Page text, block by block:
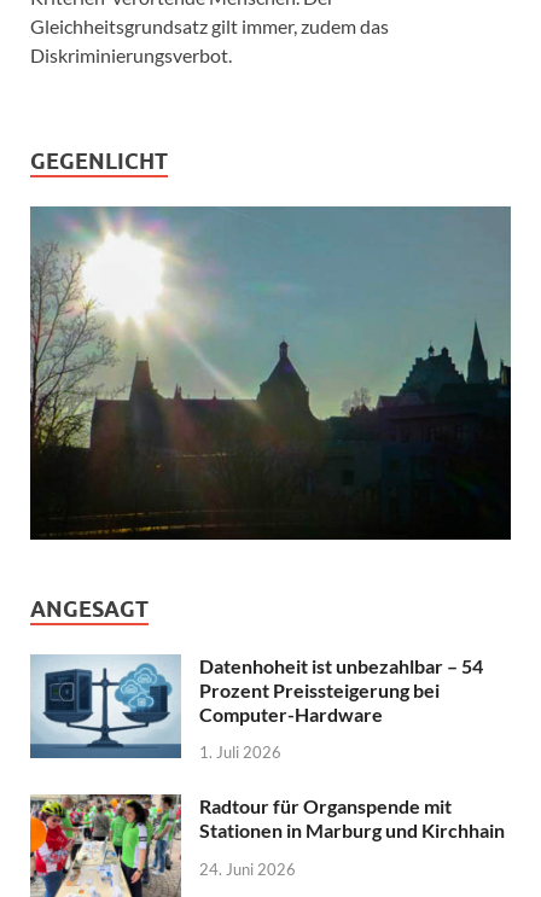
Gleichheitsgrundsatz gilt immer, zudem das
Diskriminierungsverbot.
GEGENLICHT
ANGESAGT
Datenhoheit ist unbezahlbar – 54
Prozent Preissteigerung bei
Computer-Hardware
1. Juli 2026
Radtour für Organspende mit
Stationen in Marburg und Kirchhain
24. Juni 2026